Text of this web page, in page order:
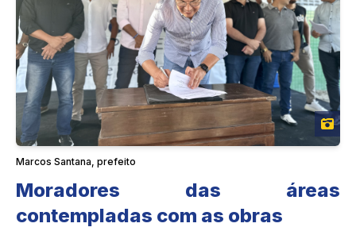
Marcos Santana, prefeito
Moradores das áreas
contempladas com as obras